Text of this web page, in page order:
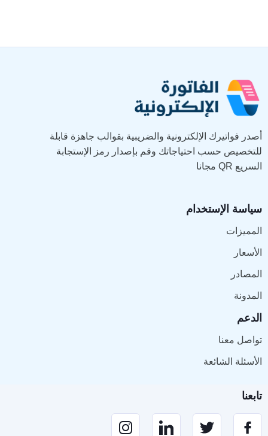
أصدر فواتيرك الإلكترونية والضريبية بقوالب جاهزة قابلة
للتخصيص حسب احتياجاتك وقم بإصدار رمز الإستجابة
السريع QR مجانا
سياسة الإستخدام
المميزات
الأسعار
المصادر
المدونة
الدعم
تواصل معنا
الأسئلة الشائعة
تابعنا